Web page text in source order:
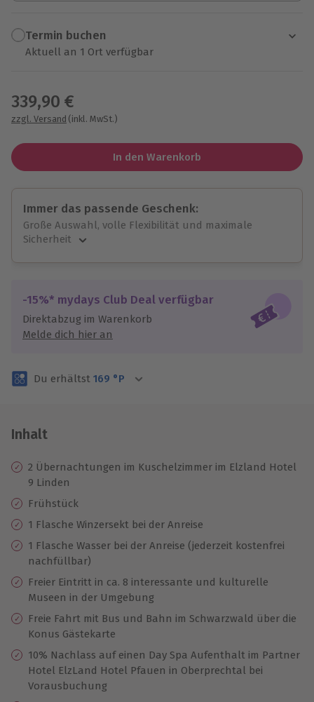
Termin buchen
Aktuell an 1 Ort verfügbar
339,90 €
zzgl. Versand (inkl. MwSt.)
In den Warenkorb
Immer das passende Geschenk:
Große Auswahl, volle Flexibilität und maximale
Sicherheit
Jeder Gutschein für alle Erlebnisse einlösbar.
Maximale Sicherheit
3 Jahre gültig & verlängerbar.
-15%* mydays Club Deal verfügbar
Direktabzug im Warenkorb
Melde dich hier an
Du erhältst 169 °P
Inhalt
2 Übernachtungen im Kuschelzimmer im Elzland Hotel
9 Linden
Frühstück
1 Flasche Winzersekt bei der Anreise
1 Flasche Wasser bei der Anreise (jederzeit kostenfrei
nachfüllbar)
Freier Eintritt in ca. 8 interessante und kulturelle
Museen in der Umgebung
Freie Fahrt mit Bus und Bahn im Schwarzwald über die
Konus Gästekarte
10% Nachlass auf einen Day Spa Aufenthalt im Partner
Hotel ElzLand Hotel Pfauen in Oberprechtal bei
Vorausbuchung